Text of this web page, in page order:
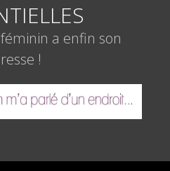
a enfin son
!